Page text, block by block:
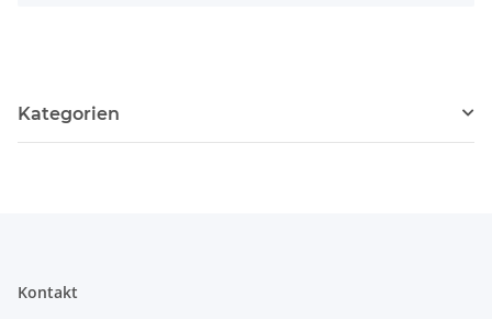
Kategorien
Kontakt